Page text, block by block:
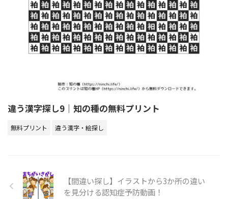
違う漢字探し9｜知の種の無料プリント
無料プリント 違う漢字・絵探し
【間違い探し】イラストから3か所の違い
を見分ける認知症予防動画！